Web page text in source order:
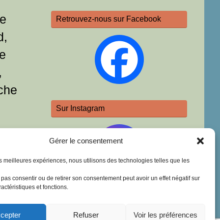
Gérer le consentement
meilleures expériences, nous utilisons des technologies telles que les
pas consentir ou de retirer son consentement peut avoir un effet négatif sur
et fonctions.
Refuser Voir les préférences
Retrouvez-nous sur Facebook
Sur Instagram